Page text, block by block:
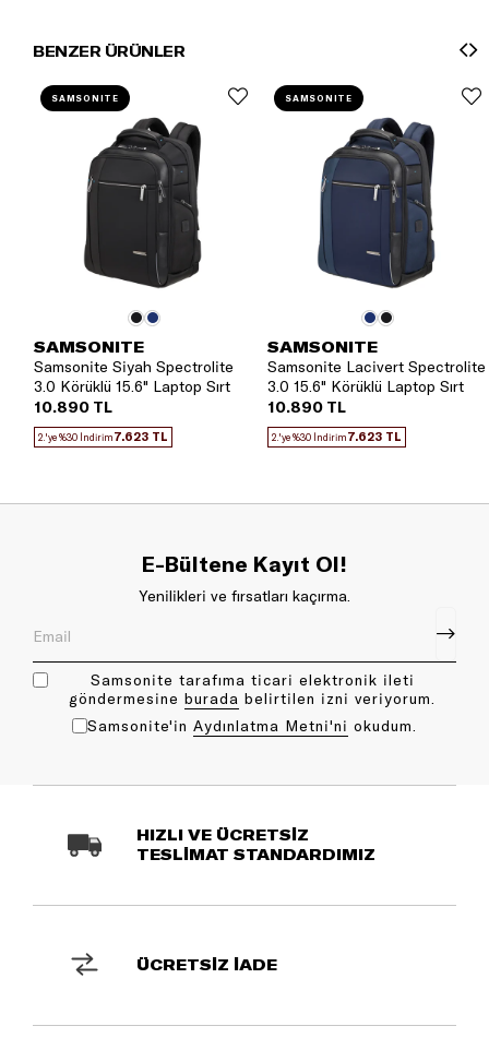
BENZER ÜRÜNLER
SAMSONITE
Samsonite Siyah Spectrolite
3.0 Körüklü 15.6" Laptop Sırt
Çantası
10.890 TL
2.'ye %30 İndirim7.623 TL
SAMSONITE
SAMSONITE
Samsonite Lacivert Spectrolite
3.0 15.6" Körüklü Laptop Sırt
Çantası
10.890 TL
2.'ye %30 İndirim7.623 TL
SAMSONITE
E-Bültene Kayıt Ol!
Yenilikleri ve fırsatları kaçırma.
Samsonite tarafıma ticari elektronik ileti
göndermesine bu rada belirtilen izni veriyorum.
Samsonite'in Aydınlatma Metni'ni okudum.
HIZLI VE ÜCRETSİZ
TESLİMAT STANDARDIMIZ
ÜCRETSİZ İADE